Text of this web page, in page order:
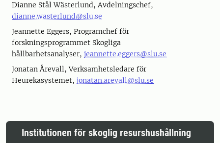
Dianne Stål Wästerlund, Avdelningschef,
dianne.wasterlund@slu.se
Jeannette Eggers, Programchef för
forskningsprogrammet Skogliga
hållbarhetsanalyser, jeannette.eggers@slu.se
Jonatan Årevall, Verksamhetsledare för
Heurekasystemet, jonatan.arevall@slu.se
Institutionen för skoglig resurshushållning